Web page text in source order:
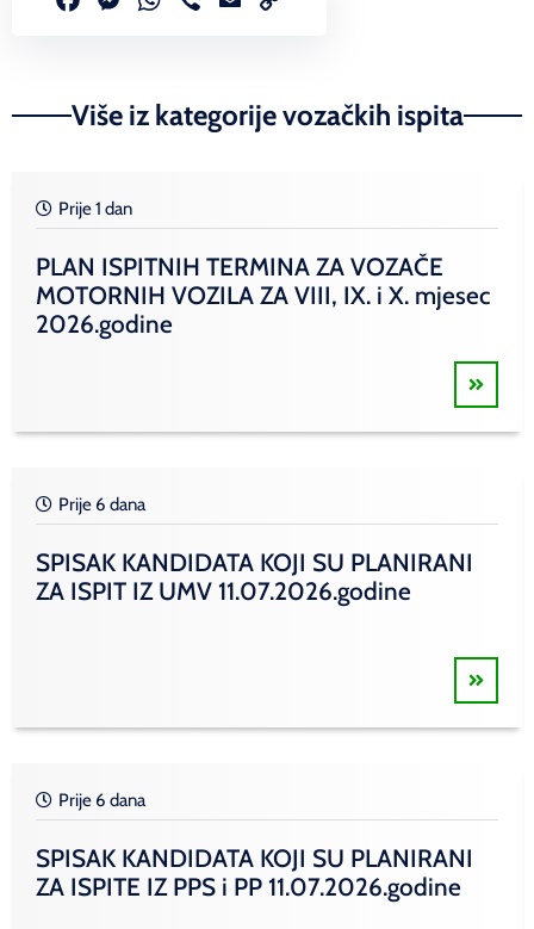
Više iz kategorije vozačkih ispita
Prije 1 dan
PLAN ISPITNIH TERMINA ZA VOZAČE
MOTORNIH VOZILA ZA VIII, IX. i X. mjesec
2026.godine
Prije 6 dana
SPISAK KANDIDATA KOJI SU PLANIRANI
ZA ISPIT IZ UMV 11.07.2026.godine
Prije 6 dana
SPISAK KANDIDATA KOJI SU PLANIRANI
ZA ISPITE IZ PPS i PP 11.07.2026.godine